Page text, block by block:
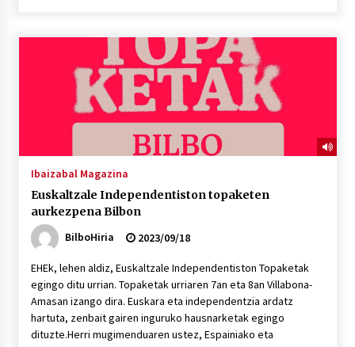
Ibaizabal Magazina
Euskaltzale Independentiston topaketen
aurkezpena Bilbon
BilboHiria
2023/09/18
EHEk, lehen aldiz, Euskaltzale Independentiston Topaketak
egingo ditu urrian. Topaketak urriaren 7an eta 8an Villabona-
Amasan izango dira. Euskara eta independentzia ardatz
hartuta, zenbait gairen inguruko hausnarketak egingo
dituzte.Herri mugimenduaren ustez, Espainiako eta